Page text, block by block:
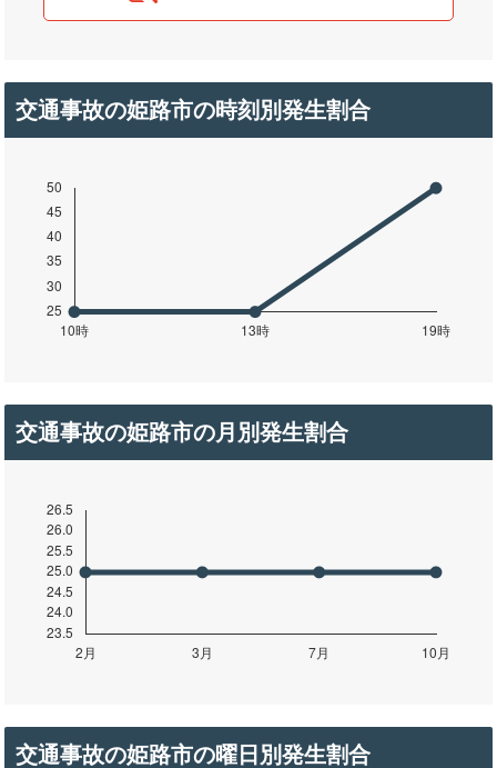
交通事故の姫路市の時刻別発生割合
交通事故の姫路市の月別発生割合
交通事故の姫路市の曜日別発生割合